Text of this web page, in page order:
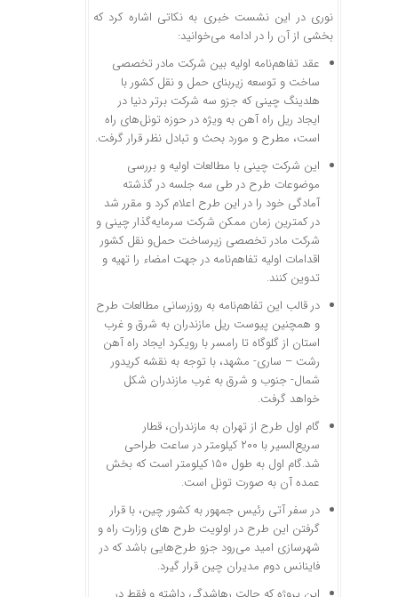
نوری در این نشست خبری به نکاتی اشاره کرد که
بخشی از آن را در ادامه می‌خوانید:
عقد تفاهم‌نامه اولیه بین شرکت مادر تخصصی
ساخت و توسعه زیربنای حمل و نقل کشور با
هلدینگ چینی که جزو سه شرکت برتر دنیا در
ایجاد ریل راه آهن به ویژه در حوزه تونل‌های راه
است، مطرح و مورد بحث و تبادل نظر قرار گرفت.
این شرکت چینی با مطالعات اولیه و بررسی
موضوعات طرح در طی سه جلسه در گذشته
آمادگی خود را در این طرح اعلام کرد و مقرر شد
در کمترین زمان ممکن شرکت سرمایه‌گذار چینی و
شرکت مادر تخصصی زیرساخت حمل‌و نقل کشور
اقدامات اولیه تفاهم‌نامه در جهت امضاء را تهیه و
تدوین کنند.
در قالب این تفاهم‌نامه به روزرسانی مطالعات طرح
و همچنین پیوست ریل مازندران به شرق و غرب
استان از گلوگاه تا رامسر با رویکرد ایجاد راه آهن
رشت – ساری- مشهد، با توجه به نقشه کریدور
شمال- جنوب و شرق به غرب مازندران شکل
خواهد گرفت.
گام اول طرح از تهران به مازندران، قطار
سریع‌السیر با ۲۰۰ کیلومتر در ساعت طراحی
شد.گام اول به طول ۱۵۰ کیلومتر است که بخش
عمده آن به صورت تونل است.
در سفر آتی رئیس جمهور به کشور چین، با قرار
گرفتن این طرح در اولویت طرح های وزارت راه و
شهرسازی امید می‌رود جزو طرح‌هایی باشد که در
فاینانس دوم مدیران چین قرار گیرد.